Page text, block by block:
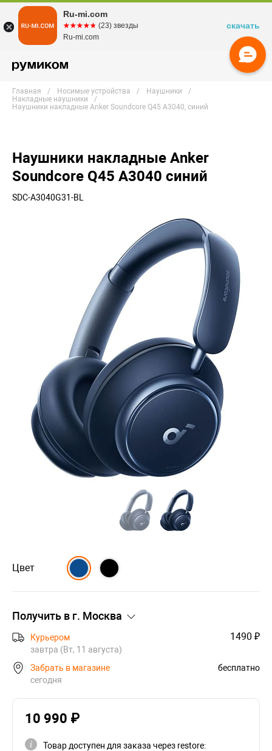
Главная Носимые устройства
Наушники
Накладные наушники
Наушники накладные Anker Soundcore Q45 A3040, синий
Наушники накладные Anker
Soundcore Q45 A3040 синий
SDC-A3040G31-BL
Цвет
Получить в г. Москва
Курьером
завтра (Вт, 11 августа)
1490 ₽
Забрать в магазине
сегодня
бесплатно
10 990 ₽
Товар доступен для заказа через restore:
Ru-mi.com
☆☆☆☆☆
★★★★★ (23) звезды
Ru-mi.com
скачать